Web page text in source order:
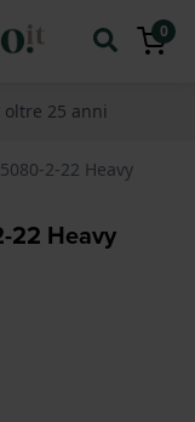
0
25 anni
2-22 Heavy
22 Heavy